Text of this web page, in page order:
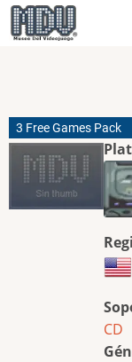
Pasar
al
3 Free Games Pack
CD